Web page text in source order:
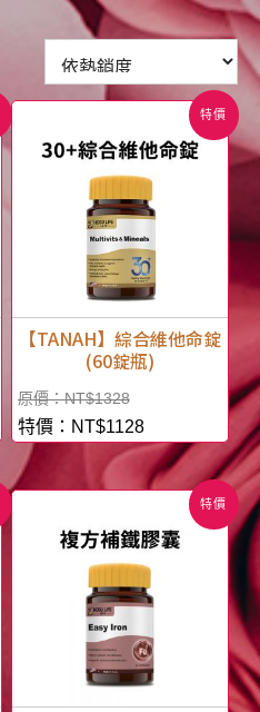
特價
【TANAH】綜合維他命錠
(60錠瓶)
NT$1328
NT$1128
特價